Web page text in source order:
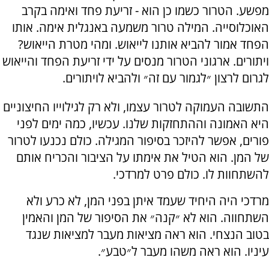
מפשע. הטרור כשמו כן הוא - זריעת פחד ואימה בקרב
האוכלוסייה. המילה טרור משמעה באנגלית אימה. אותו
הפחד אמור להביא אותנו לייאוש. ומהי מטרת הייאוש?
ויתורים. ארגוני הטרור מנסים על ידי זריעת הפחד והייאוש
לגרום לרצון ״לגמור עם זה״ ולהביא לויתורים.
התשובה העמוקה לטרור עצמו, ולא רק לגילוייו החיצוניים
היא האמונה וההתחזקות שלנו. עכשיו, כמה ימים לפני
פורים, אפשר להיזכר בסיפור המגילה. כולם נכנעו לטרור
של המן. הוא הטיל את אימתו על הציבור והכריח אותם
להשתחוות לו. כולם פרט למרדכי.
מרדכי היה היחיד שעמד איתן בפני המן, לא כרע ולא
השתחווה. הוא לא ״קנה״ את הסיפור של המן והאמין
בטוב הנצחי. הוא ראה מציאות מעבר למציאות שנגד
עיניו. הוא ראה משהו מעבר ל״טבע״.